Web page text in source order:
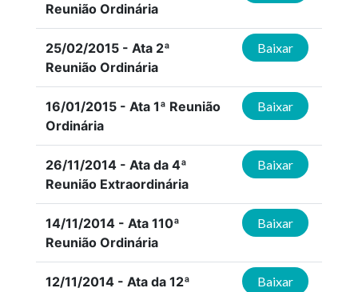
Reunião Ordinária
25/02/2015 - Ata 2ª
Reunião Ordinária
Baixar
16/01/2015 - Ata 1ª Reunião
Ordinária
Baixar
26/11/2014 - Ata da 4ª
Reunião Extraordinária
Baixar
14/11/2014 - Ata 110ª
Reunião Ordinária
Baixar
12/11/2014 - Ata da 12ª
Baixar